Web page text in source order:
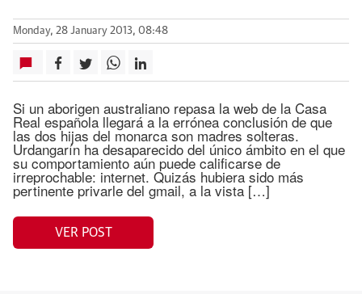
Monday, 28 January 2013, 08:48
Si un aborigen australiano repasa la web de la Casa
Real española llegará a la errónea conclusión de que
las dos hijas del monarca son madres solteras.
Urdangarín ha desaparecido del único ámbito en el que
su comportamiento aún puede calificarse de
irreprochable: internet. Quizás hubiera sido más
pertinente privarle del gmail, a la vista […]
VER POST